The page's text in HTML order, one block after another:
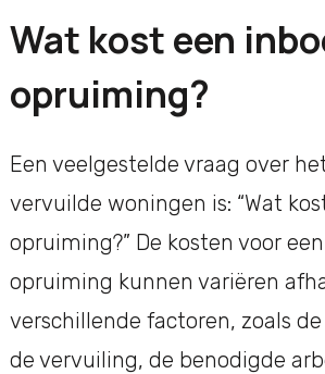
Wat kost een
opruiming?
Een veelgestelde vraag over
vervuilde woningen is: “Wat
opruiming?” De kosten voor
opruiming kunnen variëren
verschillende factoren, zoals
de vervuiling, de benodigde